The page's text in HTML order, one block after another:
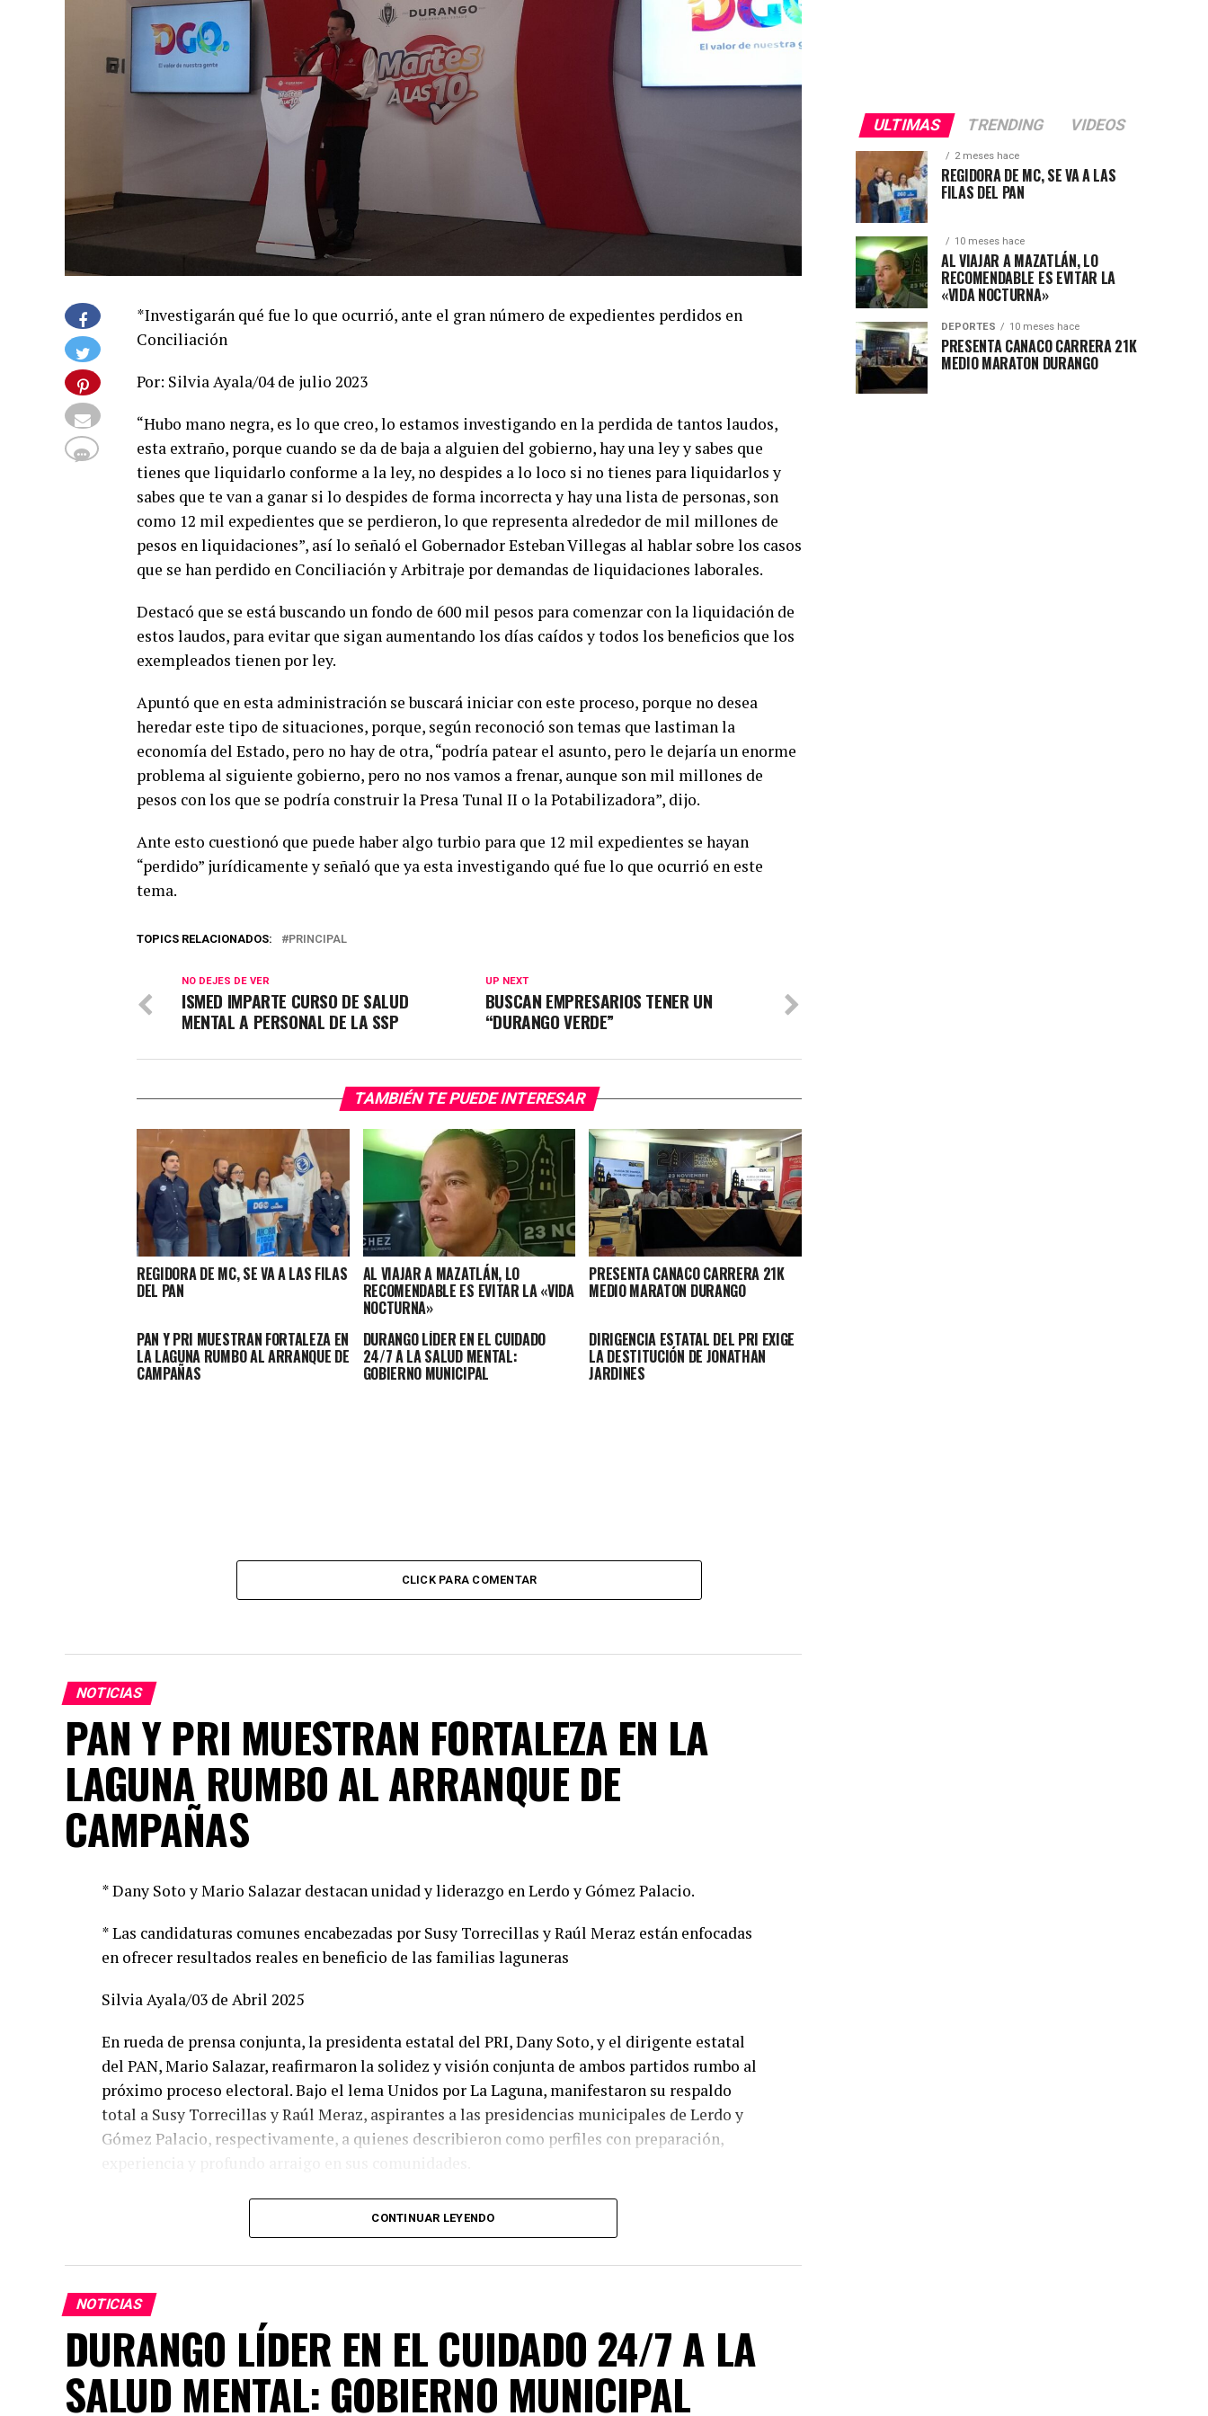
*Investigarán qué fue lo que ocurrió, ante el gran número de expedientes perdidos en
Conciliación
Por: Silvia Ayala/04 de julio 2023
“Hubo mano negra, es lo que creo, lo estamos investigando en la perdida de tantos laudos,
esta extraño, porque cuando se da de baja a alguien del gobierno, hay una ley y sabes que
tienes que liquidarlo conforme a la ley, no despides a lo loco si no tienes para liquidarlos y
sabes que te van a ganar si lo despides de forma incorrecta y hay una lista de personas, son
como 12 mil expedientes que se perdieron, lo que representa alrededor de mil millones de
pesos en liquidaciones”, así lo señaló el Gobernador Esteban Villegas al hablar sobre los casos
que se han perdido en Conciliación y Arbitraje por demandas de liquidaciones laborales.
Destacó que se está buscando un fondo de 600 mil pesos para comenzar con la liquidación de
estos laudos, para evitar que sigan aumentando los días caídos y todos los beneficios que los
exempleados tienen por ley.
Apuntó que en esta administración se buscará iniciar con este proceso, porque no desea
heredar este tipo de situaciones, porque, según reconoció son temas que lastiman la
economía del Estado, pero no hay de otra, “podría patear el asunto, pero le dejaría un enorme
problema al siguiente gobierno, pero no nos vamos a frenar, aunque son mil millones de
pesos con los que se podría construir la Presa Tunal II o la Potabilizadora”, dijo.
Ante esto cuestionó que puede haber algo turbio para que 12 mil expedientes se hayan
“perdido” jurídicamente y señaló que ya esta investigando qué fue lo que ocurrió en este
tema.
TOPICS RELACIONADOS: PRINCIPAL
UP NEXT
BUSCAN EMPRESARIOS TENER UN
“DURANGO VERDE”
NO DEJES DE VER
ISMED IMPARTE CURSO DE SALUD
MENTAL A PERSONAL DE LA SSP
TAMBIÉN TE PUEDE INTERESAR
REGIDORA DE MC, SE VA A LAS FILAS
DEL PAN
AL VIAJAR A MAZATLÁN, LO
RECOMENDABLE ES EVITAR LA «VIDA
NOCTURNA»
PRESENTA CANACO CARRERA 21K
MEDIO MARATON DURANGO
PAN Y PRI MUESTRAN FORTALEZA EN
LA LAGUNA RUMBO AL ARRANQUE DE
CAMPAÑAS
DURANGO LÍDER EN EL CUIDADO
24/7 A LA SALUD MENTAL:
GOBIERNO MUNICIPAL
DIRIGENCIA ESTATAL DEL PRI EXIGE
LA DESTITUCIÓN DE JONATHAN
JARDINES
CLICK PARA COMENTAR
NOTICIAS
PAN Y PRI MUESTRAN FORTALEZA EN LA
LAGUNA RUMBO AL ARRANQUE DE
CAMPAÑAS
* Dany Soto y Mario Salazar destacan unidad y liderazgo en Lerdo y Gómez Palacio.
* Las candidaturas comunes encabezadas por Susy Torrecillas y Raúl Meraz están enfocadas
en ofrecer resultados reales en beneficio de las familias laguneras
Silvia Ayala/03 de Abril 2025
En rueda de prensa conjunta, la presidenta estatal del PRI, Dany Soto, y el dirigente estatal
del PAN, Mario Salazar, reafirmaron la solidez y visión conjunta de ambos partidos rumbo al
próximo proceso electoral. Bajo el lema Unidos por La Laguna, manifestaron su respaldo
total a Susy Torrecillas y Raúl Meraz, aspirantes a las presidencias municipales de Lerdo y
Gómez Palacio, respectivamente, a quienes describieron como perfiles con preparación,
Dany Soto aseguró que la alianza entre PRI y PAN no responde a cuotas, sino a la búsqueda de
seguros de que vamos con las y los mejores”, enfatizó, además agregó que este esfuerzo
común demuestra la convicción de ofrecer gobiernos confiables, integrados por mujeres y
hombres de trayectoria probada, leales y comprometidos con su comunidad.
Por su parte, Mario Salazar destacó el trabajo técnico y jurídico que permitió solventar las
CONTINUAR LEYENDO
NOTICIAS
DURANGO LÍDER EN EL CUIDADO 24/7 A LA
SALUD MENTAL: GOBIERNO MUNICIPAL
ULTIMAS TRENDING VIDEOS
2 meses hace
REGIDORA DE MC, SE VA A LAS
FILAS DEL PAN
10 meses hace
AL VIAJAR A MAZATLÁN, LO
RECOMENDABLE ES EVITAR LA
«VIDA NOCTURNA»
DEPORTES 10 meses hace
PRESENTA CANACO CARRERA 21K
MEDIO MARATON DURANGO